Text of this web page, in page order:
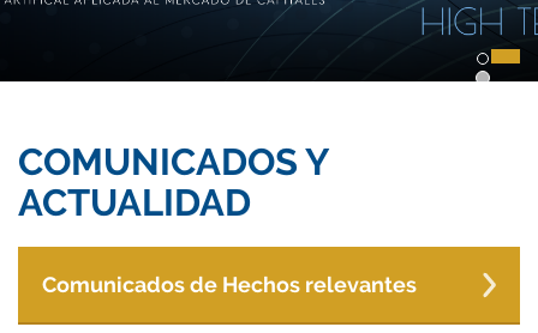
COMUNICADOS Y
ACTUALIDAD
Comunicados de Hechos relevantes